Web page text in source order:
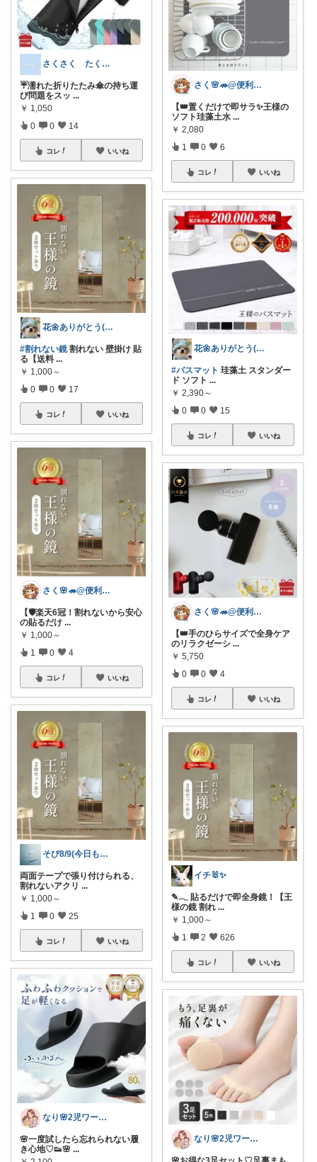
さくさく たくさんの訪問感謝です🙇
☔️濡れた折りたたみ傘の持ち運
び問題をスッ ...
￥ 1,050
0 0 14
コレ いいね
花🌼ありがとう(*･ω･)*_ _)ﾍ
#割れない鏡 割れない 壁掛け 貼
る【送料 ...
￥ 1,000～
0 0 17
コレ いいね
さく🌸🦔@便利でかわいいを探す旅
【🛡️楽天6冠！割れないから安心
の貼るだけ ...
￥ 1,000～
1 0 4
コレ いいね
そび8/9(今日も良いことありますように
両面テープで張り付けられる、
割れないアクリ ...
￥ 1,000～
1 0 25
コレ いいね
なり🌸2児ワーママの楽しい暮らし
🌸一度試したら忘れられない履
き心地♡👟🌸 ...
さく🌸🦔@便利でかわいいを探す旅
【👑置くだけで即サラ✨王様の
ソフト珪藻土水 ...
￥ 2,080
1 0 6
コレ いいね
花🌼ありがとう(*･ω･)*_ _)ﾍ
#バスマット 珪藻土 スタンダー
ド ソフト ...
￥ 2,390～
0 0 15
コレ いいね
さく🌸🦔@便利でかわいいを探す旅
【👑手のひらサイズで全身ケア
のリラクゼーシ ...
￥ 5,750
0 0 4
コレ いいね
イチ🐰✨
✎𓂃 貼るだけで即全身鏡！【王
様の鏡 割れ ...
￥ 1,000～
1 2 626
コレ いいね
なり🌸2児ワーママの楽しい暮らし